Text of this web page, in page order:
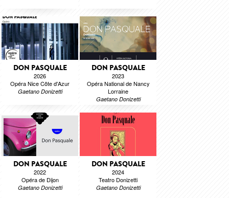
DON PASQUALE
2026
Opéra Nice Côte d'Azur
Gaetano Donizetti
DON PASQUALE
2023
Opéra National de Nancy
Lorraine
Gaetano Donizetti
DON PASQUALE
2022
Opéra de Dijon
Gaetano Donizetti
DON PASQUALE
2024
Teatro Donizetti
Gaetano Donizetti